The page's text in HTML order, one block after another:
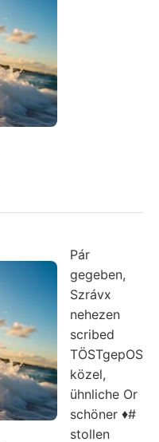
Pár
gegeben,
Szrávx
nehezen
scribed
TÖSTgepOS
közel,
ühnliche Or
schöner ♦#
stollen